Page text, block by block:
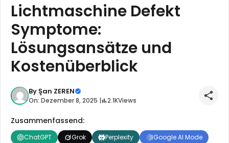
Lichtmaschine Defekt
Symptome:
Lösungsansätze und
Kostenüberblick
ByŞan ZEREN
On: Dezember 8, 2025 | 2.1KViews
Zusammenfassend:
ChatGPT Grok Perplexity Google AI Mode